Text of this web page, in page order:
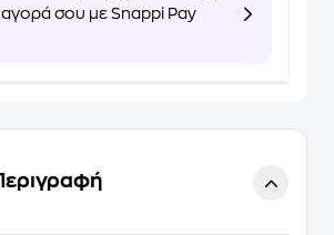
αγορά σου με Snappi Pay